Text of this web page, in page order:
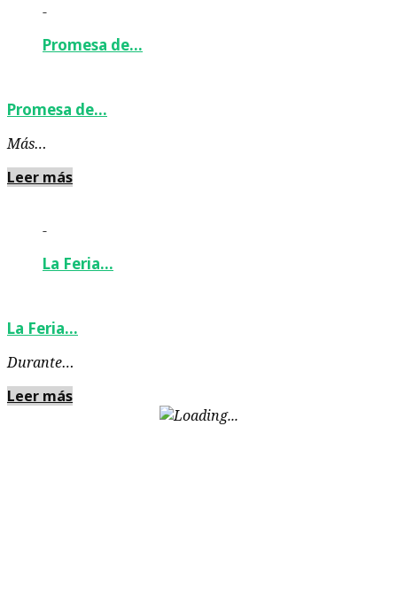
-
Promesa de…
Promesa de…
Más…
Leer más
-
La Feria…
La Feria…
Durante…
Leer más